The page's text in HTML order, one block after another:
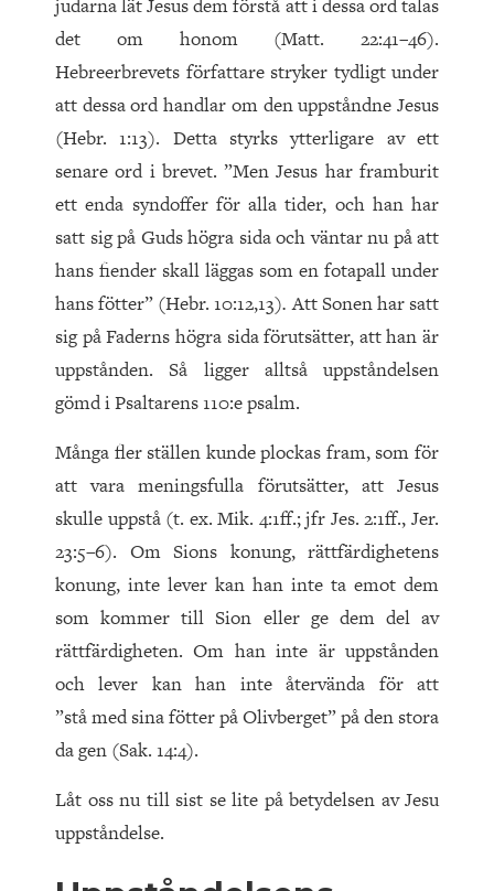
judarna lät Jesus dem förstå att i dessa ord talas
det om honom (Matt. 22:41–46).
Hebreerbrevets författare stryker tydligt under
att dessa ord handlar om den uppståndne Jesus
(Hebr. 1:13). Detta styrks ytterligare av ett
senare ord i brevet. ”Men Jesus har framburit
ett enda syndoffer för alla tider, och han har
satt sig på Guds högra sida och väntar nu på att
hans fiender skall läggas som en fotapall under
hans fötter” (Hebr. 10:12,13).Att Sonen har satt
sig på Faderns högra sida förutsätter, att han är
uppstånden. Så ligger alltså uppståndelsen
gömd i Psaltarens 110:e psalm.
Många fler ställen kunde plockas fram, som för
att vara meningsfulla förutsätter, att Jesus
skulle uppstå (t. ex. Mik. 4:1ff.; jfr Jes. 2:1ff., Jer.
23:5–6). Om Sions konung, rättfärdighetens
konung, inte lever kan han inte ta emot dem
som kommer till Sion eller ge dem del av
rättfärdigheten. Om han inte är uppstånden
och lever kan han inte återvända för att
”stå med sina fötter på Olivberget” på den stora
da gen (Sak. 14:4).
Låt oss nu till sist se lite på betydelsen av Jesu
uppståndelse.